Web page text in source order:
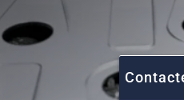
Projecten
FAQ